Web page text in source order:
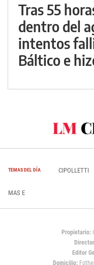
Tras 55
dentro del
intentos
Báltico e
TEMAS DEL DÍA CIPOLLETTI
MAS E
Propietario:
Editor
Domicilio: